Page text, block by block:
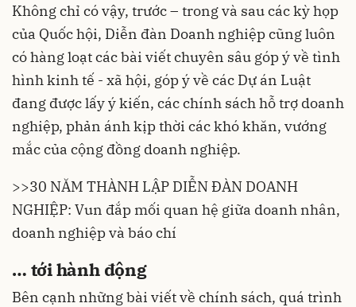
Không chỉ có vậy, trước – trong và sau các kỳ họp
của Quốc hội, Diễn đàn Doanh nghiệp cũng luôn
có hàng loạt các bài viết chuyên sâu góp ý về tình
hình kinh tế - xã hội, góp ý về các Dự án Luật
đang được lấy ý kiến, các chính sách hỗ trợ doanh
nghiệp, phản ánh kịp thời các khó khăn, vướng
mắc của cộng đồng doanh nghiệp.
>>30 NĂM THÀNH LẬP DIỄN ĐÀN DOANH
NGHIỆP: Vun đắp mối quan hệ giữa doanh nhân,
doanh nghiệp và báo chí
… tới hành động
Bên cạnh những bài viết về chính sách, quá trình